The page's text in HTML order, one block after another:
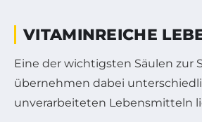
VITAMINREICHE
Eine der wichtigsten Säulen zur
übernehmen dabei
unverarbeiteten Lebensmitteln